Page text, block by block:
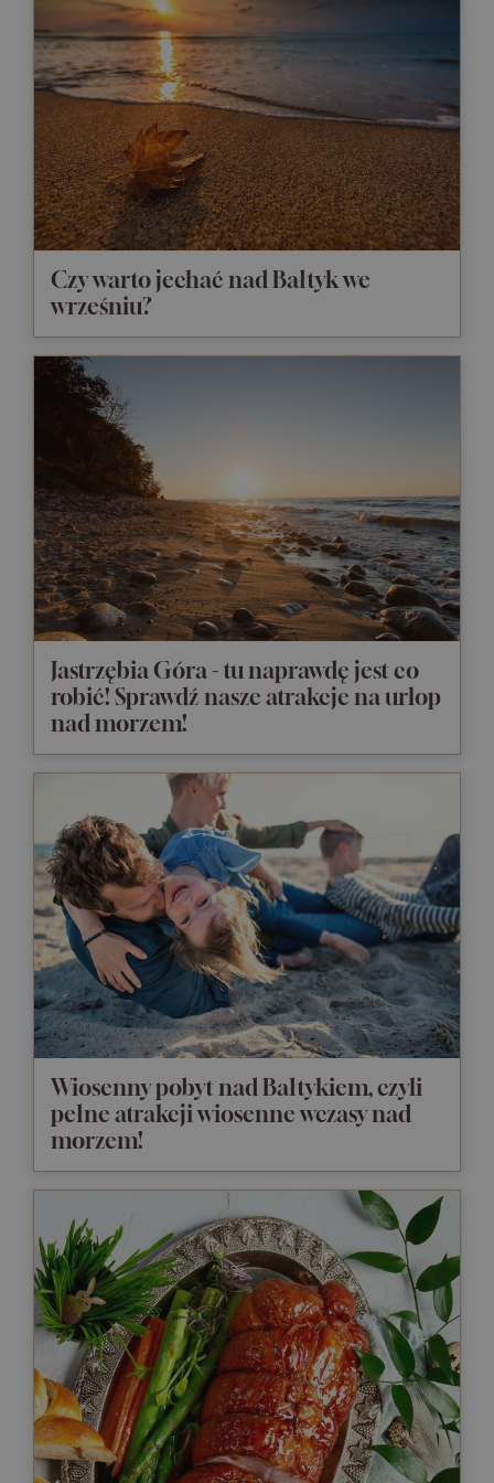
Czy warto jechać nad Bałtyk we
wrześniu?
Jastrzębia Góra - tu naprawdę jest co
robić! Sprawdź nasze atrakcje na urlop
nad morzem!
Wiosenny pobyt nad Bałtykiem, czyli
pełne atrakcji wiosenne wczasy nad
morzem!